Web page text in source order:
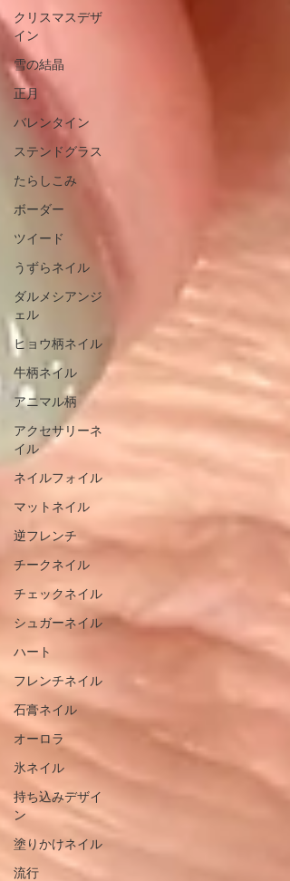
クリスマスデザ
イン
雪の結晶
正月
バレンタイン
ステンドグラス
たらしこみ
ボーダー
ツイード
うずらネイル
ダルメシアンジ
ェル
ヒョウ柄ネイル
牛柄ネイル
アニマル柄
アクセサリーネ
イル
ネイルフォイル
マットネイル
逆フレンチ
チークネイル
チェックネイル
シュガーネイル
ハート
フレンチネイル
石膏ネイル
オーロラ
氷ネイル
持ち込みデザイ
ン
塗りかけネイル
流行